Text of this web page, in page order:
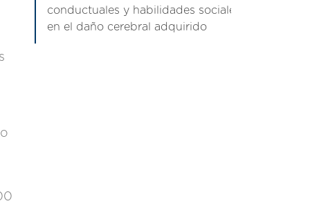
conductuales y habilidades sociales
en el daño cerebral adquirido